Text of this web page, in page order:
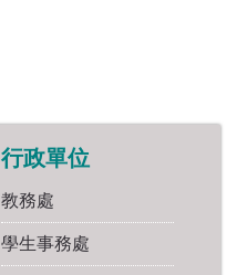
行政單位
教務處
學生事務處